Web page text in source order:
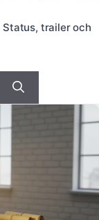
Status, trailer och